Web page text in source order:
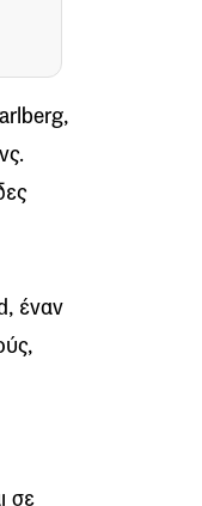
έναν
σε